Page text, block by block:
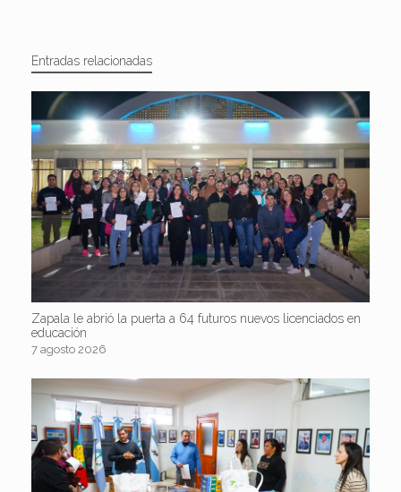
Entradas relacionadas
Zapala le abrió la puerta a 64 futuros nuevos licenciados en
educación
7 agosto 2026